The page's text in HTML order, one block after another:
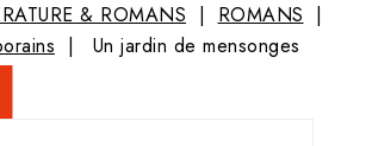
& ROMANS
ROMANS
Un jardin de mensonges